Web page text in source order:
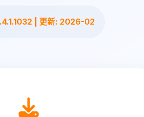
| 更新: 2026-02